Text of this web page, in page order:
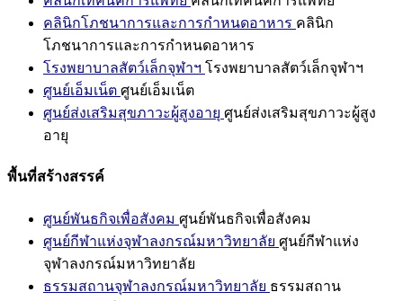
คลินิกโภชนาการและการกำหนดอาหาร คลินิก
โภชนาการและการกำหนดอาหาร
โรงพยาบาลสัตว์เล็กจุฬาฯ โรงพยาบาลสัตว์เล็กจุฬาฯ
ศูนย์เอ็มเน็ต ศูนย์เอ็มเน็ต
ศูนย์ส่งเสริมสุขภาวะผู้สูงอายุ ศูนย์ส่งเสริมสุขภาวะผู้สูง
อายุ
พื้นที่สร้างสรรค์
ศูนย์พันธกิจเพื่อสังคม ศูนย์พันธกิจเพื่อสังคม
ศูนย์กีฬาแห่งจุฬาลงกรณ์มหาวิทยาลัย ศูนย์กีฬาแห่ง
จุฬาลงกรณ์มหาวิทยาลัย
ธรรมสถานจุฬาลงกรณ์มหาวิทยาลัย ธรรมสถาน